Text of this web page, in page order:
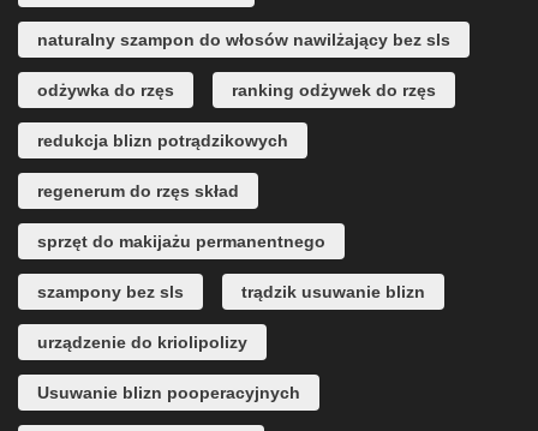
naturalny szampon do włosów nawilżający bez sls
odżywka do rzęs ranking odżywek do rzęs
redukcja blizn potrądzikowych
regenerum do rzęs skład
sprzęt do makijażu permanentnego
szampony bez sls trądzik usuwanie blizn
urządzenie do kriolipolizy
Usuwanie blizn pooperacyjnych